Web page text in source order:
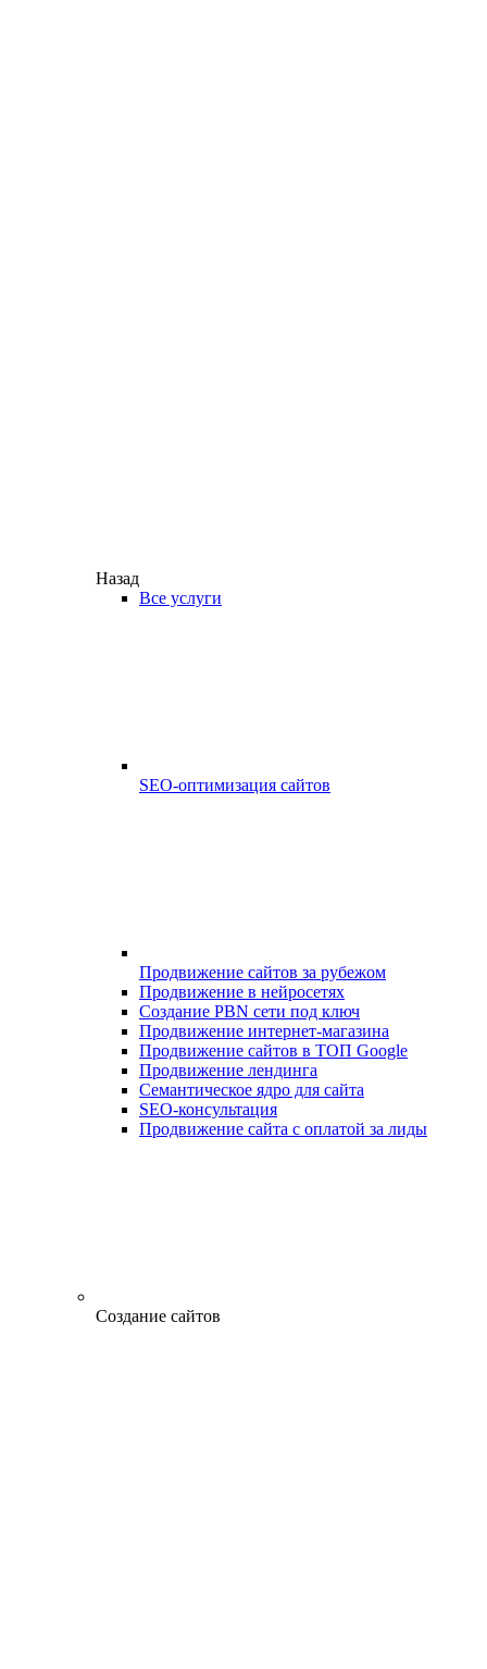
Назад
Все услуги
SEO-оптимизация сайтов
Продвижение сайтов за рубежом
Продвижение в нейросетях
Создание PBN сети под ключ
Продвижение интернет-магазина
Продвижение сайтов в ТОП Google
Продвижение лендинга
Семантическое ядро для сайта
SEO-консультация
Продвижение сайта с оплатой за лиды
Создание сайтов